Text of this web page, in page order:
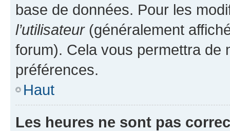
base de données. Pour les
l’utilisateur(généralement
forum). Cela vous permettra de
préférences.
Haut
Les heures ne sont pas